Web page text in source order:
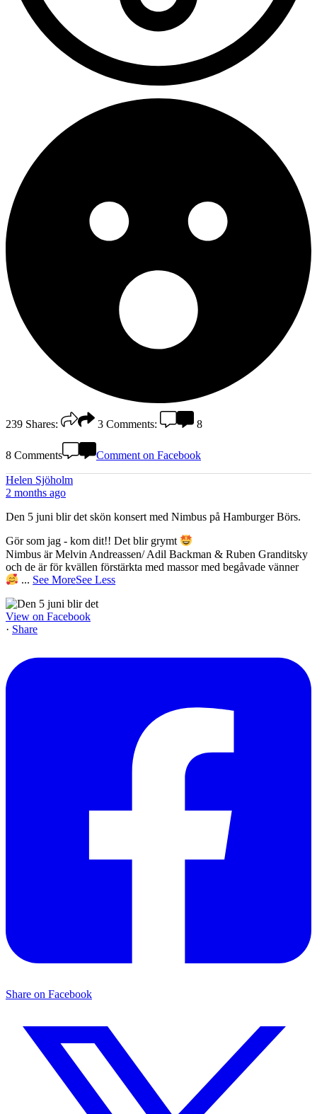
239 Shares: 3 Comments: 8
8 Comments Comment on Facebook
Helen Sjöholm
2 months ago
Den 5 juni blir det skön konsert med Nimbus på Hamburger Börs.
Gör som jag - kom dit!! Det blir grymt
Nimbus är Melvin Andreassen/ Adil Backman & Ruben Granditsky
och de är för kvällen förstärkta med massor med begåvade vänner
... See MoreSee Less
View on Facebook
· Share
Share on Facebook